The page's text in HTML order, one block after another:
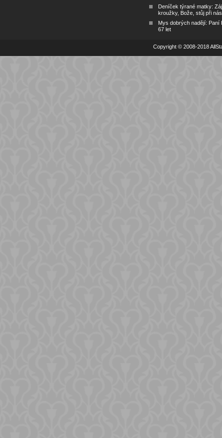
Deníček týrané matky:
kroužky, Bože, stůj při nás
Mys dobrých nadějí: Paní
67 let
Copyright © 2008-2018